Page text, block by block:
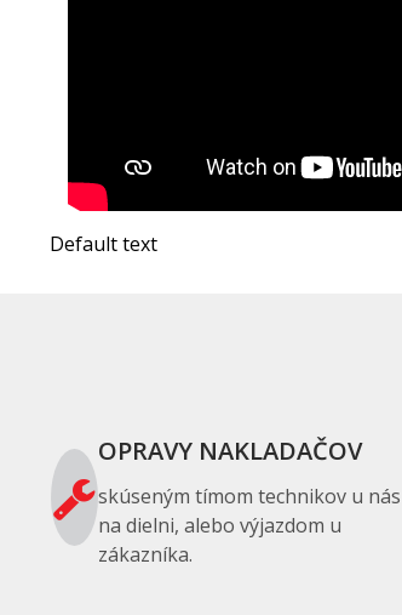
Default text
OPRAVY NAKLADAČOV
skúseným tímom technikov u nás
na dielni, alebo výjazdom u
zákazníka.